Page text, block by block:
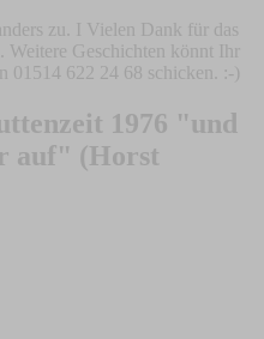
zu. I Vielen Dank für das
Geschichten könnt Ihr
01514 622 24 68 schicken. :-)
1976 "und
auf" (Horst